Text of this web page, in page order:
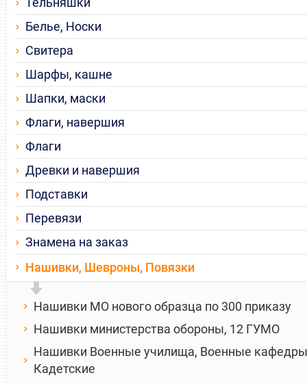
Белье, Носки
Свитера
Шарфы, кашне
Шапки, маски
Флаги, навершия
Флаги
Древки и навершия
Подставки
Перевязи
Знамена на заказ
Нашивки, Шевроны, Повязки
Нашивки МО нового образца по 300 приказу
Нашивки министерства обороны, 12 ГУМО
Нашивки Военные училища, Военные
Кадетские